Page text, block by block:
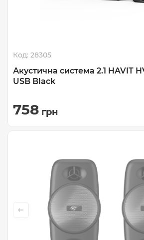
Код: 28305
Акустична система 2.1 HAVIT
USB Black
758 грн